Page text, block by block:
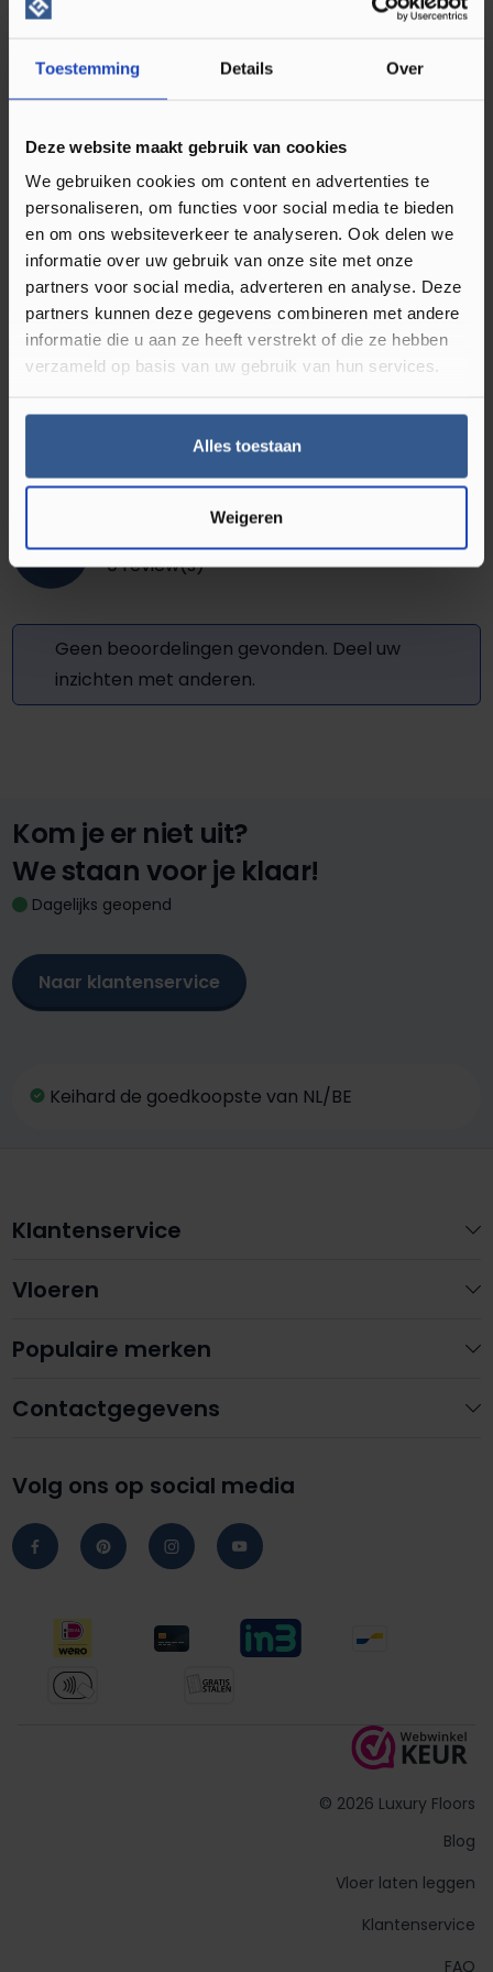
Toestemming Details Over
Deze website maakt gebruik van cookies
We gebruiken cookies om content en advertenties te
personaliseren, om functies voor social media te bieden
en om ons websiteverkeer te analyseren. Ook delen we
informatie over uw gebruik van onze site met onze
partners voor social media, adverteren en analyse. Deze
partners kunnen deze gegevens combineren met andere
informatie die u aan ze heeft verstrekt of die ze hebben
verzameld op basis van uw gebruik van hun services.
Alles toestaan
Weigeren
Montagewijze
Zelfklevend
Matlook
Diameter binnen (mm)
17
Diameter buiten (mm)
55
Reviews
0 0 review(s)
Review achterlaten
Geen beoordelingen gevonden. Deel uw
inzichten met anderen.
Kom je er niet uit?
We staan voor je klaar!
Dagelijks geopend
Naar klantenservice
Keihard de goedkoopste van NL/BE
Contactgegevens
Volg ons op social media
Klantenservice
Vloeren
Populaire merken
© 2026 Luxury Floors
Blog
Vloer laten leggen
Klantenservice
FAQ